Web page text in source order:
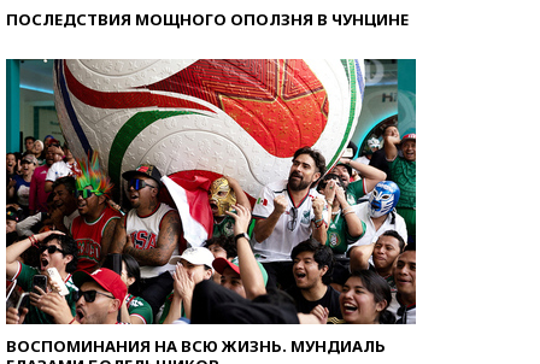
ПОСЛЕДСТВИЯ МОЩНОГО ОПОЛЗНЯ В ЧУНЦИНЕ
ВОСПОМИНАНИЯ НА ВСЮ ЖИЗНЬ. МУНДИАЛЬ